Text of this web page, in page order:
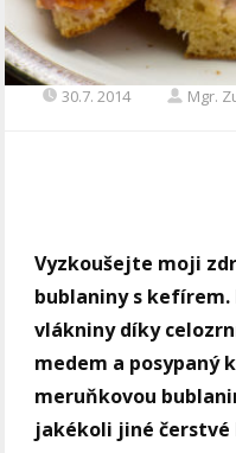
30.7. 2014 Mgr.
Vyzkoušejte moji
bublaniny s
vlákniny díky
medem a posypaný
meruňkovou
jakékoli jiné čerstvé